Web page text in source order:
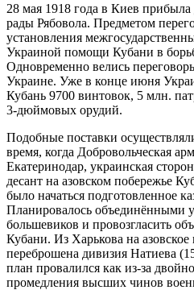
28 мая 1918 года в Киев
рады Рябовола. Предметом
установления
Украиной помощи Кубани в
Одновременно велись
Украине. Уже в конце июня
Кубань 9700 винтовок, 5 млн.
3-дюймовых орудий.
Подобные поставки
время, когда Добровольческая
Екатеринодар, украинская
десант на азовском побережье
было начаться подготовленное
Планировалось объединёнными
большевиков и провозгласить
Кубани. Из Харькова на
переброшена дивизия Натиева
план провалился как из-за
промедления высших чинов